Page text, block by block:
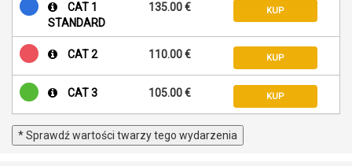
CAT 1
STANDARD
135.00 € KUP
CAT 2 110.00 € KUP
CAT 3 105.00 € KUP
* Sprawdź wartości twarzy tego wydarzenia